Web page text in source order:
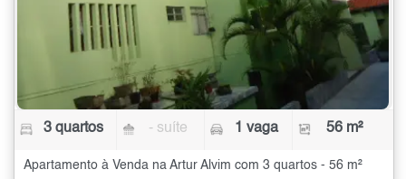
3 quartos - suíte 1 vaga 56 m²
Apartamento à Venda na Artur Alvim com 3 quartos - 56 m²